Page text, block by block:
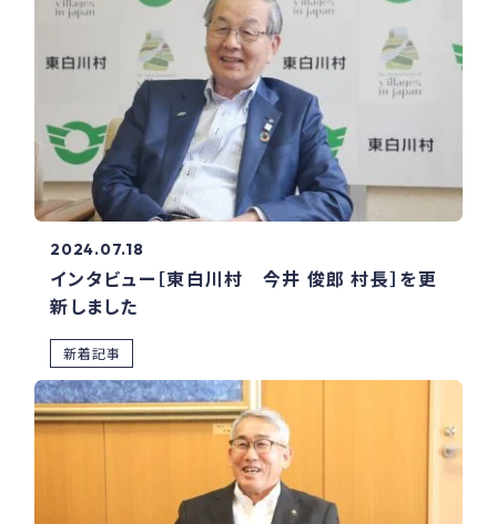
2024.07.18
インタビュー［東白川村 今井 俊郎 村長］を更
新しました
新着記事